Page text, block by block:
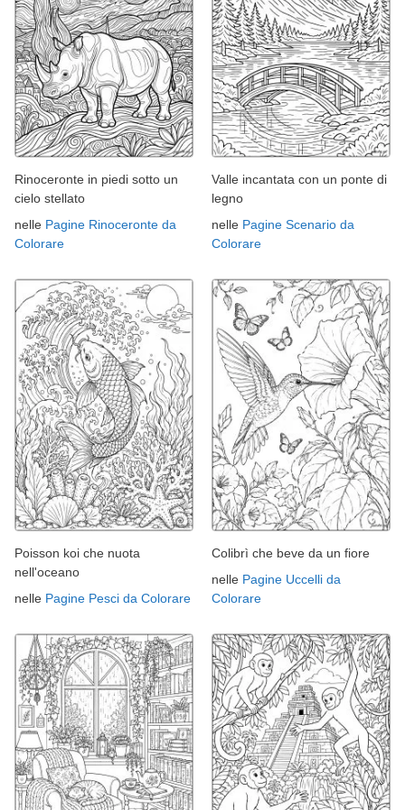
Rinoceronte in piedi sotto un
cielo stellato
nelle Pagine Rinoceronte da
Colorare
Valle incantata con un ponte di
legno
nelle Pagine Scenario da
Colorare
Poisson koi che nuota
nell'oceano
nelle Pagine Pesci da Colorare
Colibrì che beve da un fiore
nelle Pagine Uccelli da
Colorare